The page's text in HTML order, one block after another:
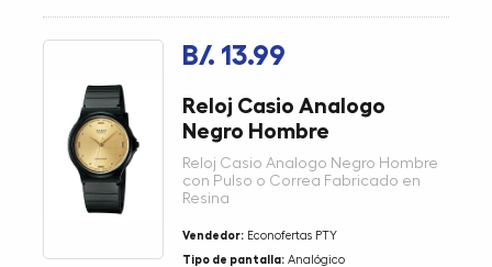
B/. 13.99
Reloj Casio Analogo
Negro Hombre
Reloj Casio Analogo Negro Hombre
con Pulso o Correa Fabricado en
Resina
Vendedor: Econofertas PTY
Tipo de pantalla: Analógico